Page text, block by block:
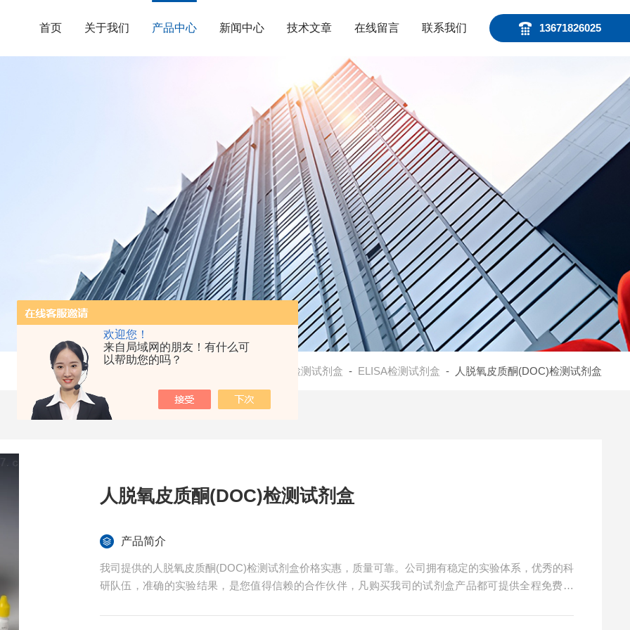
欢迎您！
来自局域网的朋友！有什么可
以帮助您的吗？
13671826025
首页 关于我们 产品中心 新闻中心 技术文章 在线留言 联系我们
检测试剂盒 - ELISA检测试剂盒 - 人脱氧皮质酮(DOC)检测试剂盒
人脱氧皮质酮(DOC)检测试剂盒
产品简介
我司提供的人脱氧皮质酮(DOC)检测试剂盒价格实惠，质量可靠。公司拥有稳定的实验体系，优秀的科
研队伍，准确的实验结果，是您值得信赖的合作伙伴，凡购买我司的试剂盒产品都可提供全程免费技